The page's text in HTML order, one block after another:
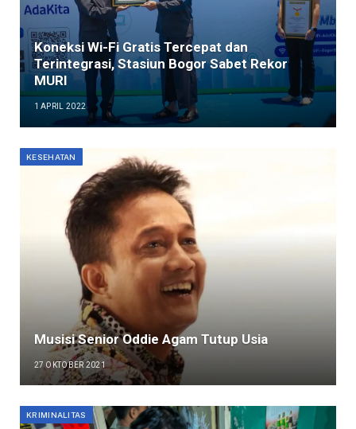
Koneksi Wi-Fi Gratis Tercepat dan
Terintegrasi, Stasiun Bogor Sabet Rekor
MURI
1 APRIL 2022
KESEHATAN
Musisi Senior Oddie Agam Tutup Usia
27 OKTOBER 2021
KRIMINALITAS